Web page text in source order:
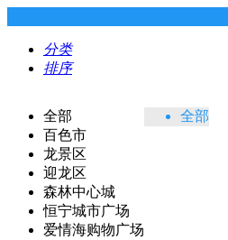
分类
排序
全部
百色市
龙景区
迎龙区
森林中心城
恒宁城市广场
爱情海购物广场
全部